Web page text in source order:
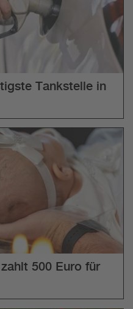
Tankstelle in
500 Euro für